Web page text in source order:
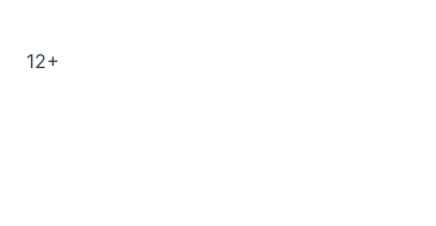
12+